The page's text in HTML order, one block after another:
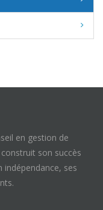
en gestion de
son succès
indépendance, ses